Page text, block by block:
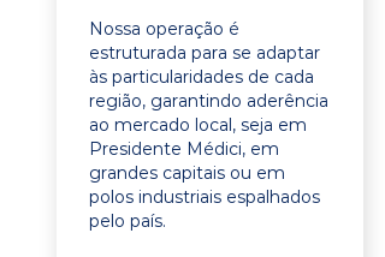
Nossa operação é
estruturada para se adaptar
às particularidades de cada
região, garantindo aderência
ao mercado local, seja em
Presidente Médici, em
grandes capitais ou em
polos industriais espalhados
pelo país.